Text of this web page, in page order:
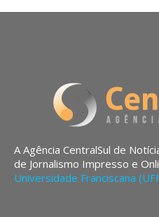
A Agência CentralSul de
de Jornalismo Impresso e
Universidade Franciscana